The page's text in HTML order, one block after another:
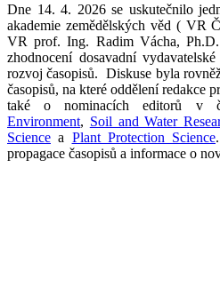
Dne 14. 4. 2026 se uskutečnilo
akademie zemědělských věd ( VR
VR prof. Ing. Radim Vácha,
zhodnocení dosavadní
rozvoj časopisů. Diskuse byla
časopisů, na které oddělení redakce
také o nominacích editorů v
Environment, Soil and Water
Science a Plant Protection Science
propagace časopisů a informace o